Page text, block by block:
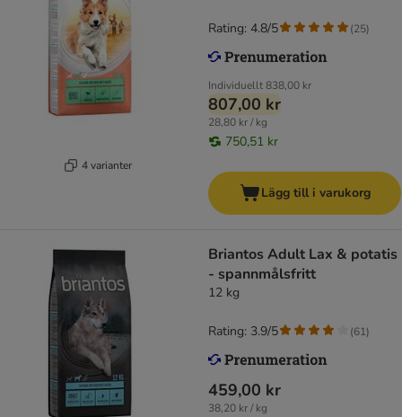
4 varianter
Individuellt838,00 kr
807,00 kr
28,80 kr / kg
750,51 kr
Rating: 4.8/5 (25)
Lägg till i varukorg
Briantos Adult Lax & potatis
- spannmålsfritt
12 kg
459,00 kr
38,20 kr / kg
Rating: 3.9/5 (61)